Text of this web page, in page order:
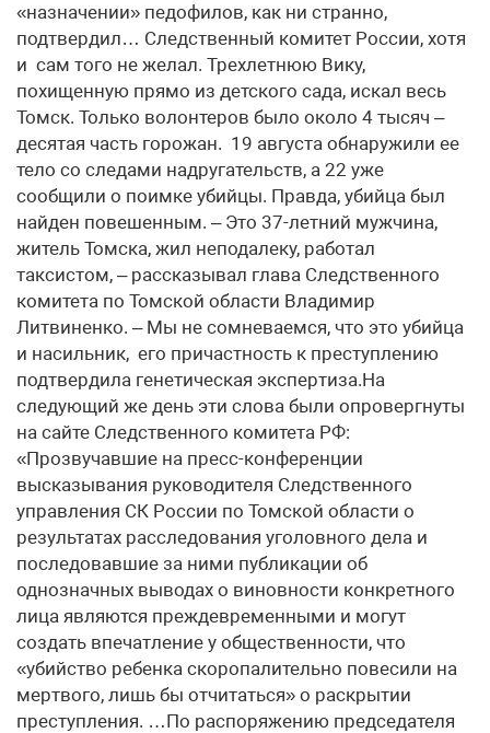
«назначении» педофилов, как ни странно,
подтвердил… Следственный комитет России, хотя
и сам того не желал. Трехлетнюю Вику,
похищенную прямо из детского сада, искал весь
Томск. Только волонтеров было около 4 тысяч –
десятая часть горожан. 19 августа обнаружили ее
тело со следами надругательств, а 22 уже
сообщили о поимке убийцы. Правда, убийца был
найден повешенным. – Это 37-летний мужчина,
житель Томска, жил неподалеку, работал
таксистом, – рассказывал глава Следственного
комитета по Томской области Владимир
Литвиненко. – Мы не сомневаемся, что это убийца
и насильник, его причастность к преступлению
подтвердила генетическая экспертиза.На
следующий же день эти слова были опровергнуты
на сайте Следственного комитета РФ:
«Прозвучавшие на пресс-конференции
высказывания руководителя Следственного
управления СК России по Томской области о
результатах расследования уголовного дела и
последовавшие за ними публикации об
однозначных выводах о виновности конкретного
лица являются преждевременными и могут
создать впечатление у общественности, что
«убийство ребенка скоропалительно повесили на
мертвого, лишь бы отчитаться» о раскрытии
преступления. …По распоряжению председателя